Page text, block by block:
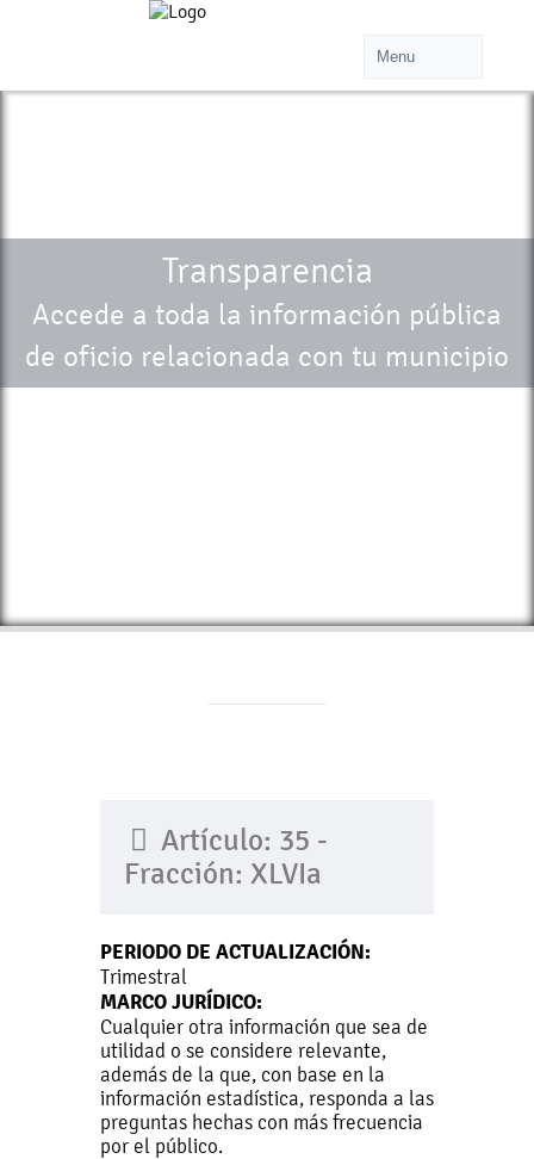
Transparencia
Accede a toda la información pública
de oficio relacionada con tu municipio
Artículo: 35 -
Fracción: XLVIa
PERIODO DE ACTUALIZACIÓN:
Trimestral
MARCO JURÍDICO:
Cualquier otra información que sea de
utilidad o se considere relevante,
además de la que, con base en la
información estadística, responda a las
preguntas hechas con más frecuencia
por el público.